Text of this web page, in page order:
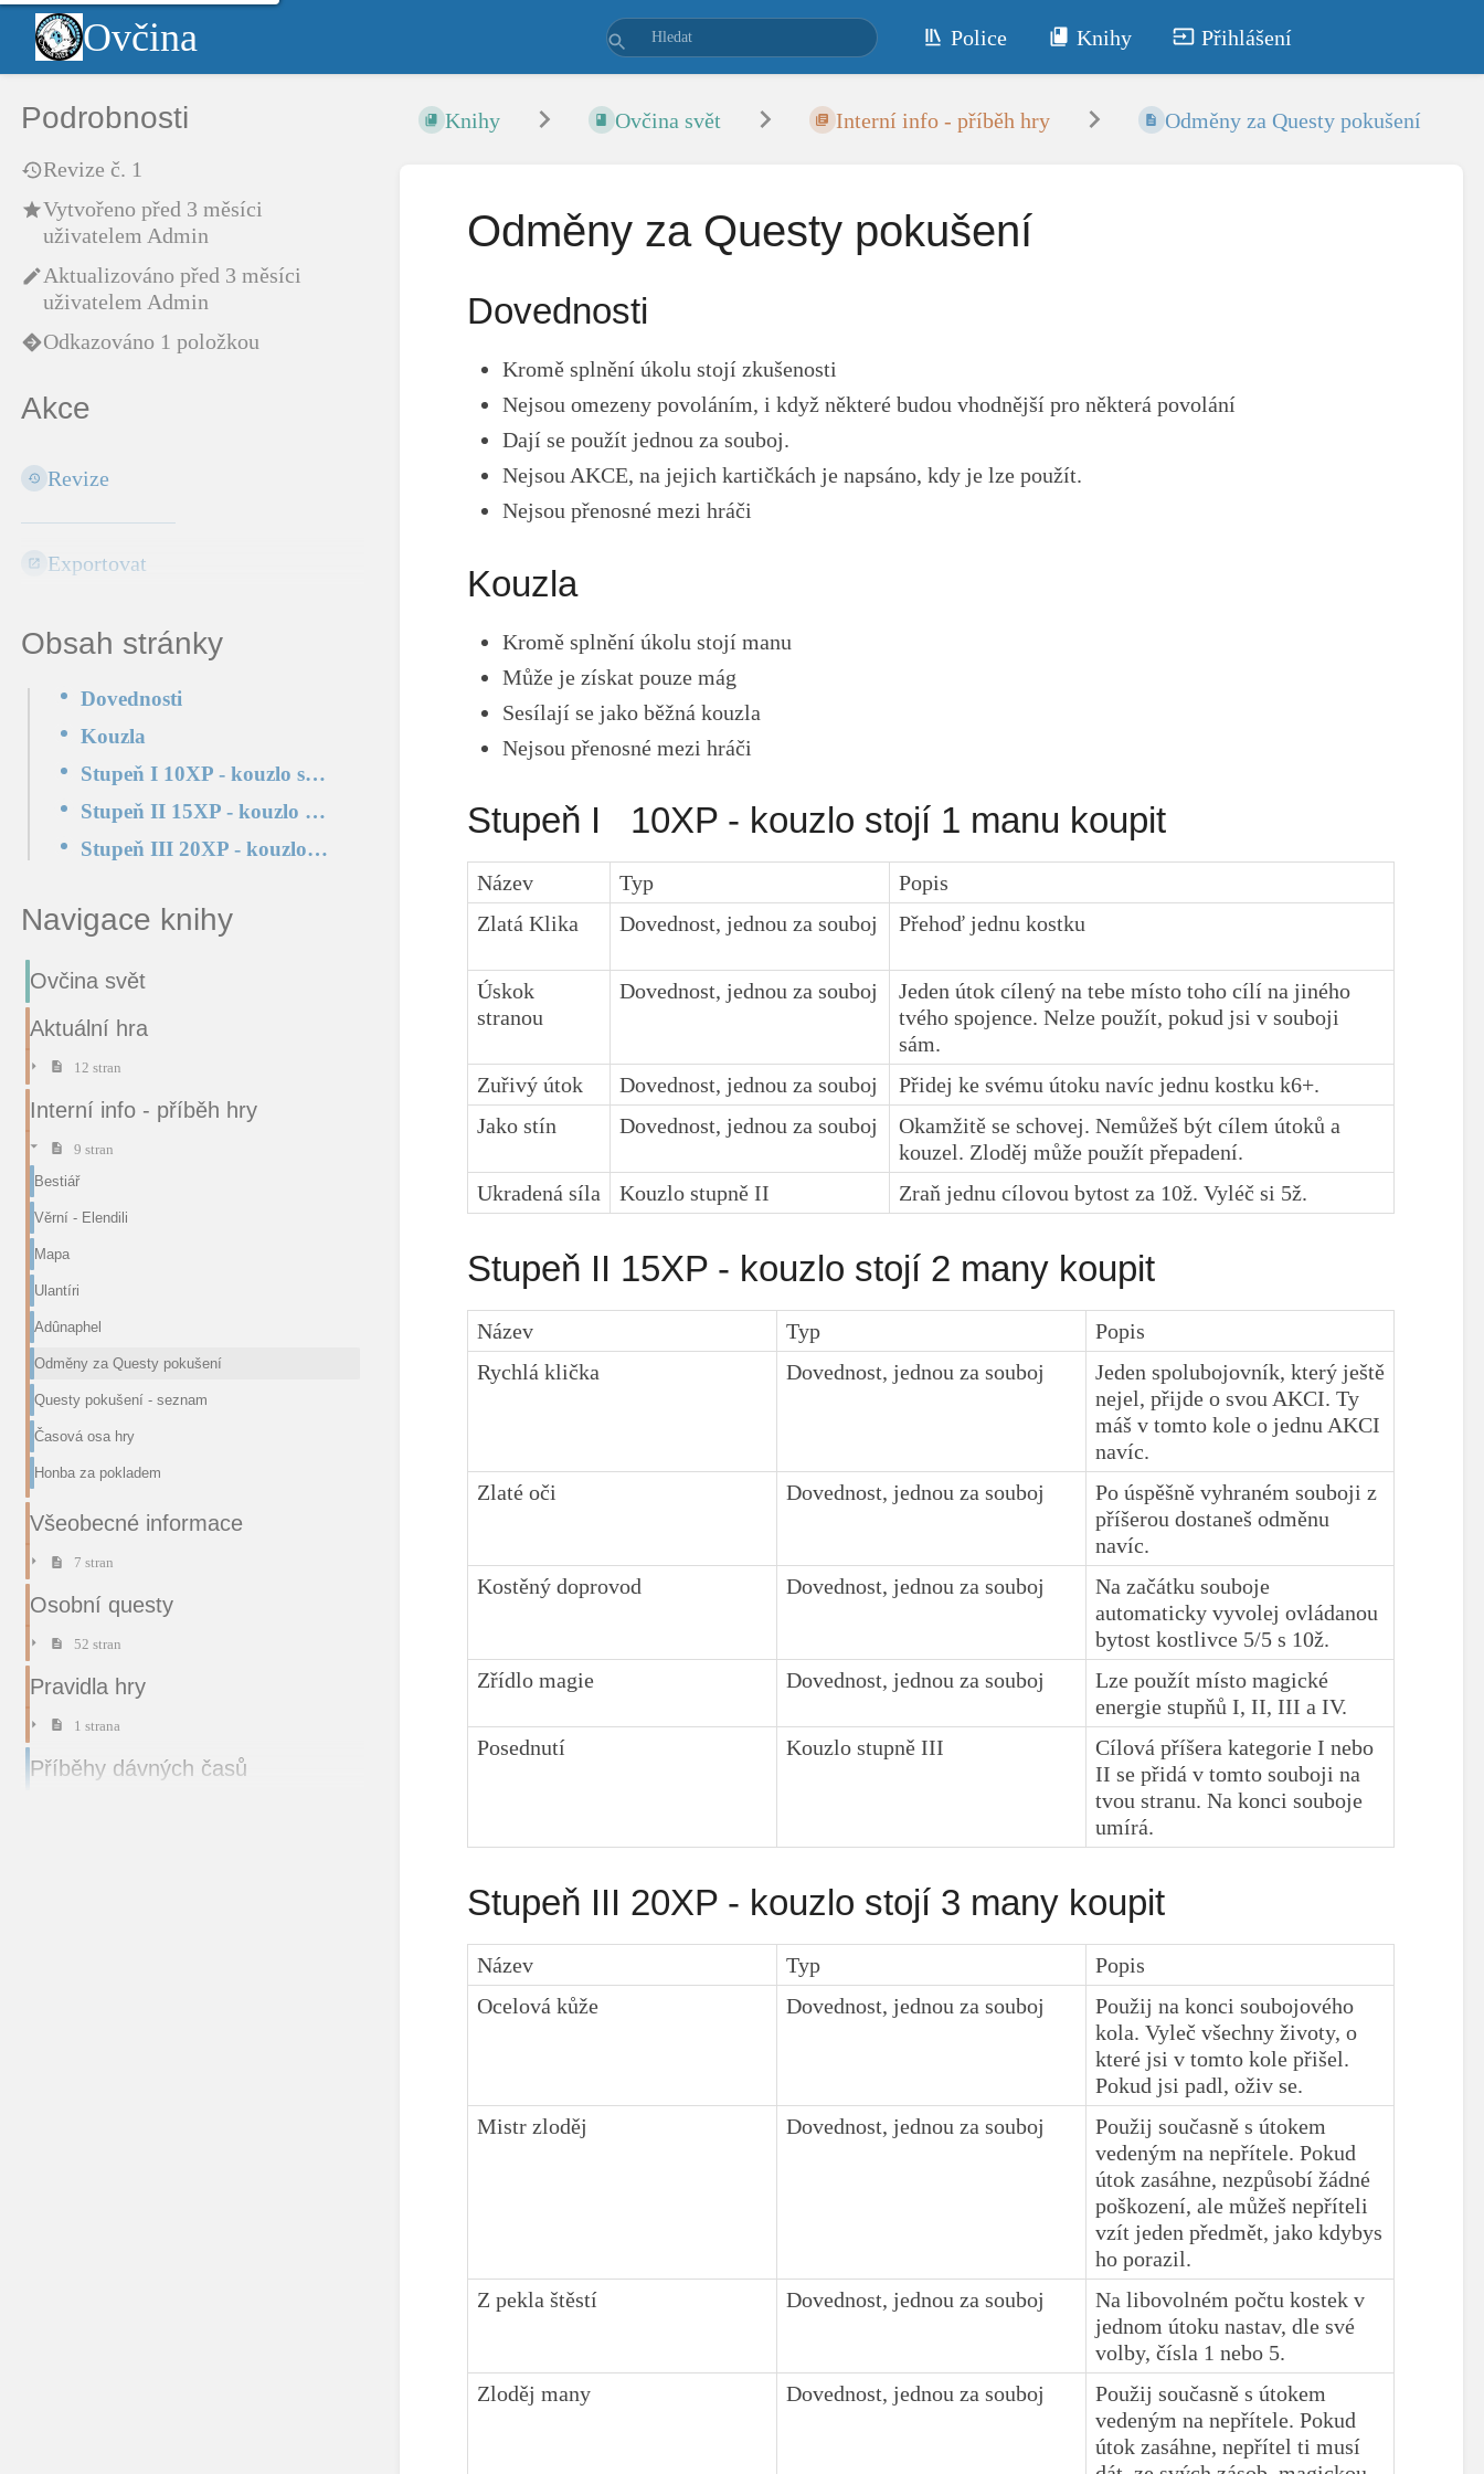
Ovčina Police Knihy Přihlášení
Podrobnosti
Revize č. 1
Vytvořeno před 3 měsíci
uživatelem Admin
Aktualizováno před 3 měsíci
uživatelem Admin
Odkazováno 1 položkou
Akce
Revize
Exportovat
Obsah stránky
Dovednosti
Kouzla
Stupeň I 10XP - kouzlo stojí 1 manu koupit
Stupeň II 15XP - kouzlo stojí 2 many koupit
Stupeň III 20XP - kouzlo stojí 3 many koupit
Navigace knihy
Ovčina svět
Aktuální hra
12 stran
Interní info - příběh hry
9 stran
Bestiář
Věrní - Elendili
Mapa
Ulantíri
Adûnaphel
Odměny za Questy pokušení
Questy pokušení - seznam
Časová osa hry
Honba za pokladem
Všeobecné informace
7 stran
Osobní questy
52 stran
Pravidla hry
1 strana
Příběhy dávných časů
Knihy Ovčina svět Interní info - příběh hry Odměny za Questy pokušení
Odměny za Questy pokušení
Dovednosti
Kromě splnění úkolu stojí zkušenosti
Nejsou omezeny povoláním, i když některé budou vhodnější pro některá povolání
Dají se použít jednou za souboj.
Nejsou AKCE, na jejich kartičkách je napsáno, kdy je lze použít.
Nejsou přenosné mezi hráči
Kouzla
Kromě splnění úkolu stojí manu
Může je získat pouze mág
Sesílají se jako běžná kouzla
Nejsou přenosné mezi hráči
Stupeň I 10XP - kouzlo stojí 1 manu koupit
Název Typ
Popis
Zlatá Klika
Dovednost, jednou za souboj Přehoď jednu kostku
Úskok
stranou
Dovednost, jednou za souboj
Jeden útok cílený na tebe místo toho cílí na jiného
tvého spojence. Nelze použít, pokud jsi v souboji
sám.
Zuřivý útok
Dovednost, jednou za souboj
Přidej ke svému útoku navíc jednu kostku k6+.
Jako stín
Dovednost, jednou za souboj
Okamžitě se schovej. Nemůžeš být cílem útoků a
kouzel. Zloděj může použít přepadení.
Ukradená síla
Kouzlo stupně II Zraň jednu cílovou bytost za 10ž. Vyléč si 5ž.
Stupeň II 15XP - kouzlo stojí 2 many koupit
Název Typ
Popis
Rychlá klička
Dovednost, jednou za souboj
Jeden spolubojovník, který ještě
nejel, přijde o svou AKCI. Ty
máš v tomto kole o jednu AKCI
navíc.
Zlaté oči
Dovednost, jednou za souboj
Po úspěšně vyhraném souboji z
příšerou dostaneš odměnu
navíc.
Kostěný doprovod
Dovednost, jednou za souboj
Na začátku souboje
automaticky vyvolej ovládanou
bytost kostlivce 5/5 s 10ž.
Zřídlo magie
Dovednost, jednou za souboj
Lze použít místo magické
energie stupňů I, II, III a IV.
Posednutí
Kouzlo stupně III
Cílová příšera kategorie I nebo
II se přidá v tomto souboji na
tvou stranu. Na konci souboje
umírá.
Stupeň III 20XP - kouzlo stojí 3 many koupit
Název Typ
Popis
Ocelová kůže
Dovednost, jednou za souboj
Použij na konci soubojového
kola. Vyleč všechny životy, o
které jsi v tomto kole přišel.
Pokud jsi padl, oživ se.
Mistr zloděj
Dovednost, jednou za souboj
Použij současně s útokem
vedeným na nepřítele. Pokud
útok zasáhne, nezpůsobí žádné
poškození, ale můžeš nepříteli
vzít jeden předmět, jako kdybys
ho porazil.
Z pekla štěstí
Dovednost, jednou za souboj
Na libovolném počtu kostek v
jednom útoku nastav, dle své
volby, čísla 1 nebo 5.
Zloděj many
Dovednost, jednou za souboj
Použij současně s útokem
vedeným na nepřítele. Pokud
útok zasáhne, nepřítel ti musí